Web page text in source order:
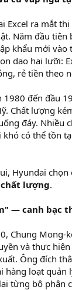
Excel ra mắt
Năm đầu
khẩu mới
dao hai lưỡi:
rẻ tiền theo
1980 đến đầu
Chất lượng
đáy. Nhiều
khó có thể tồn
Hyundai chọn
lượng.
— canh bạc
Chung Mong-
và thực hiện
Ông đích
hàng loạt quản
từng bộ phận